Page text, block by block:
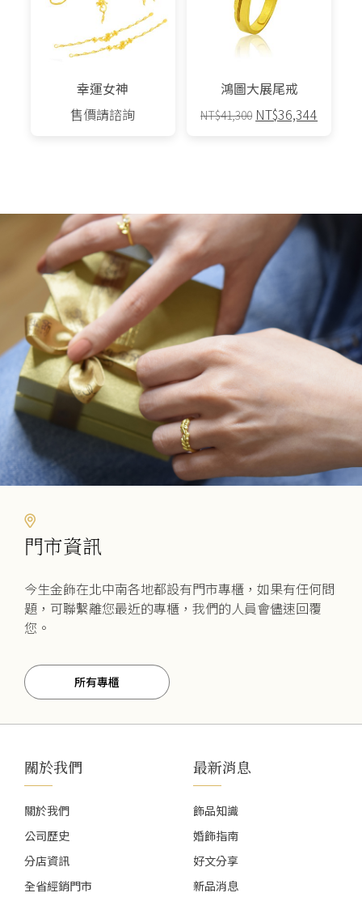
幸運女神
售價請諮詢
鴻圖大展尾戒
NT$41,300 原
NT$36,344
門市資訊
今生金飾在北中南各地都設有門市專櫃，如果有任何問
題，可聯繫離您最近的專櫃，我們的人員會儘速回覆
您。
所有專櫃
關於我們
關於我們
公司歷史
分店資訊
全省經銷門市
最新消息
飾品知識
婚飾指南
好文分享
新品消息